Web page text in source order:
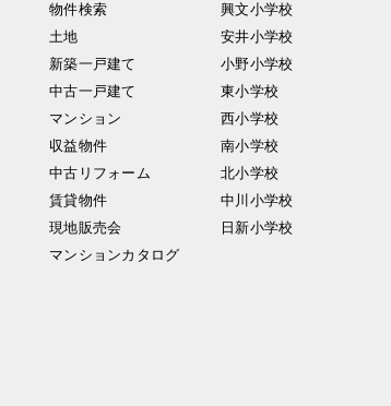
物件検索
土地
新築一戸建て
中古一戸建て
マンション
収益物件
中古リフォーム
賃貸物件
現地販売会
マンションカタログ
興文小学校
安井小学校
小野小学校
東小学校
西小学校
南小学校
北小学校
中川小学校
日新小学校